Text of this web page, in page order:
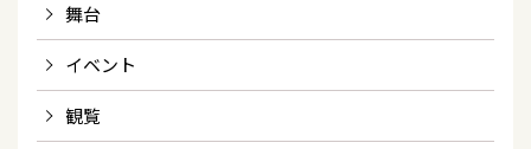
舞台
イベント
観覧